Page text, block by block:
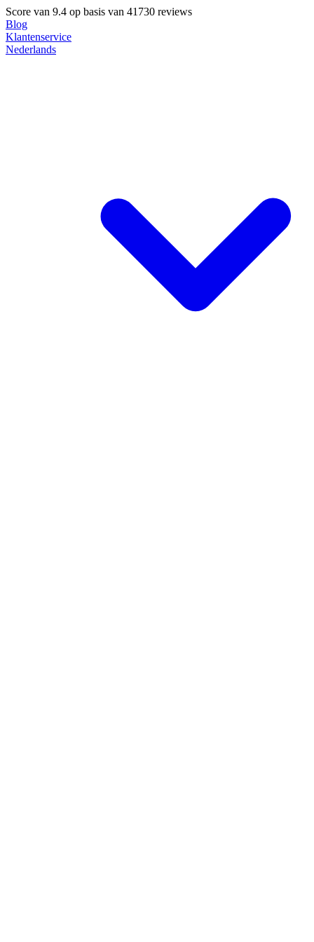
Score van 9.4 op basis van 41730 reviews
Blog
Klantenservice
Nederlands